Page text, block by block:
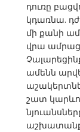
դուռը
կդառնա.
մի քանի
վրա
ամենն
շատ
աշխատանք